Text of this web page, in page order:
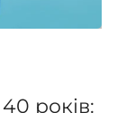
років: